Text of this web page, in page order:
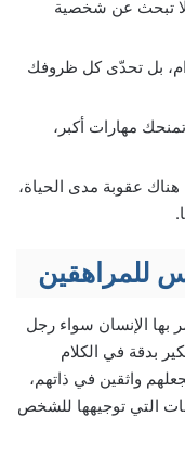
تبحث عن شخصية
بل تحدّى كل ظروفك
مهارات أكبر،
عقوبة مدى الحياة،
للمراهقين
بها الإنسان سواء رجل
بدقة في الكلام
واثقين في ذاتهم،
التي توجيهها للشخص